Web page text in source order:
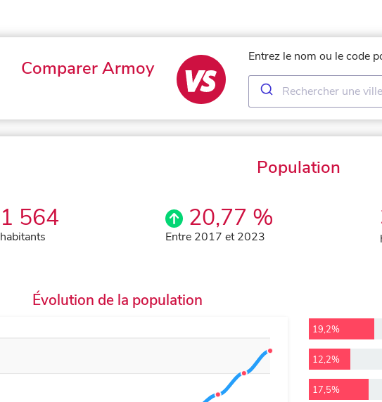
Comparer Armoy
Entrez le nom ou le code
Population
1 564
habitants
20,77 %
Entre 2017 et 2023
Évolution de la population
19,2%
12,2%
17,5%